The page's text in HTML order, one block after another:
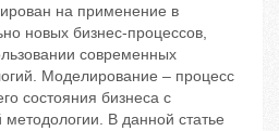
на применение в
новых бизнес-процессов,
современных
Моделирование – процесс
состояния бизнеса с
В данной статье